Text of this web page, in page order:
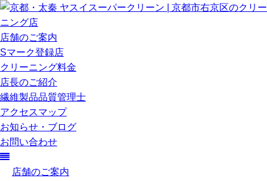
店舗のご案内
Sマーク登録店
クリーニング料金
店長のご紹介
繊維製品品質管理士
アクセスマップ
お知らせ・ブログ
お問い合わせ
店舗のご案内